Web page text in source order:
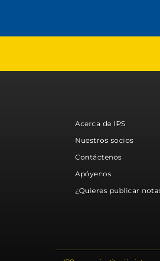
Acerca de IPS
Nuestros socios
Contáctenos
Apóyenos
¿Quieres publicar